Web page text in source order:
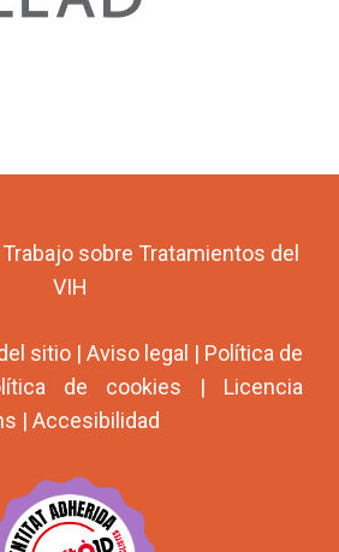
sobre Tratamientos del
VIH
sitio | Aviso legal | Política de
de cookies | Licencia
| Accesibilidad